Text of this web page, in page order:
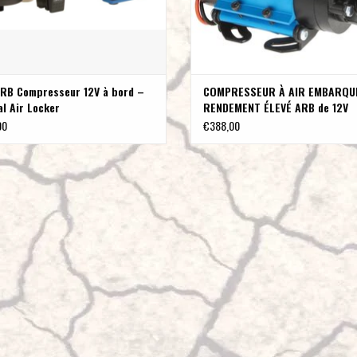
pour une solidité et une durabilité ultimes et une garantie
mieux construits et mieux sécurisés que jamais.
vont de pair... on ne peut pas avoir l'un sans l'autre.
conçu de manière à ce que chaque roue puisse tourner
tout-terrain, cela devient une contrainte majeure, car la
qui se produit sur les roues avec peu ou pas de traction.
Les véhicules récents équipés de différentiels à
des cas, le patinage n'est pas suffisamment "limité"
automatiques ont aussi leurs inconvénients. Outre le fait
affecter les caractéristiques de conduite de votre véhicule
ENGRENAGES FORGÉS
La solidité, la durabilité et la résistance à la fatigue de
capitale. Compte tenu des forces énormes qui s'exercent
beaucoup investi dans l'utilisation d'engrenages forgés,
course et agricoles de haute performance. En
résistance résultante de l'ensemble est renforcée.
Compresseur 12V à bord –
Air Locker
COMPRESSEUR À AIR
RENDEMENT ÉLEVÉ ARB de 12V
€388,00